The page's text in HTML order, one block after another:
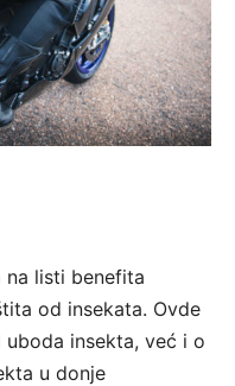
na listi benefita
od insekata. Ovde
insekta, već i o
u donje